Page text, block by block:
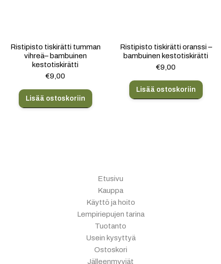
Ristipisto tiskirätti tumman
vihreä– bambuinen
kestotiskirätti
€9,00
Lisää ostoskoriin
Ristipisto tiskirätti oranssi –
bambuinen kestotiskirätti
€9,00
Lisää ostoskoriin
Etusivu
Kauppa
Käyttö ja hoito
Lempiriepujen tarina
Tuotanto
Usein kysyttyä
Ostoskori
Jälleenmyyjät